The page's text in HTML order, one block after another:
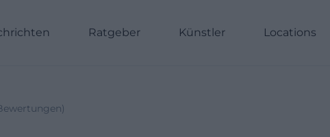
Ratgeber Künstler Locations
)